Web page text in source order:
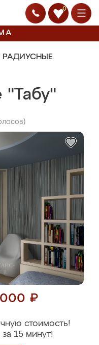
0
РАДИУСНЫЕ
"Табу"
000 ₽
стоимость!
15 минут!